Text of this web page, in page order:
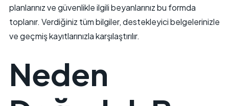
planlarınız ve güvenlikle ilgili beyanlarınız bu formda
toplanır. Verdiğiniz tüm bilgiler, destekleyici belgelerinizle
ve geçmiş kayıtlarınızla karşılaştırılır.
Neden